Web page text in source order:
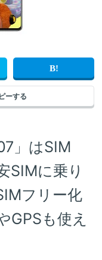
ーする
」はSIM
SIMに乗り
フリー化
GPSも使え